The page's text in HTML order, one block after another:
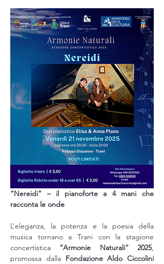
“Nereidi” – il pianoforte a 4 mani che
racconta le onde
L’eleganza, la potenza e la poesia della
musica tornano a Trani con la stagione
concertistica “Armonie Naturali” 2025,
promossa dalla Fondazione Aldo Ciccolini